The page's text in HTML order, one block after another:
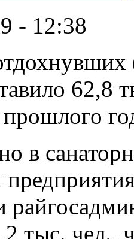
- 12:38
62,8
в
тыс. чел.,